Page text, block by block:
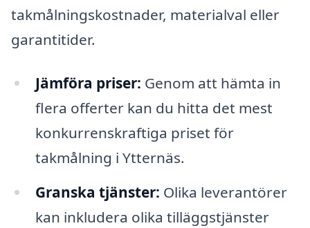
takmålningskostnader, materialval eller
garantitider.
Jämföra priser: Genom att hämta in
flera offerter kan du hitta det mest
konkurrenskraftiga priset för
takmålning i Ytternäs.
Granska tjänster: Olika leverantörer
kan inkludera olika tilläggstjänster